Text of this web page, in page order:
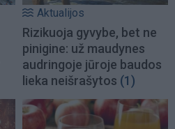
Aktualijos
Rizikuoja gyvybe, bet ne
pinigine: už maudynes
audringoje jūroje baudos
lieka neišrašytos (1)